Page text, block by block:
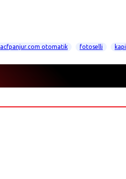
acfpanjur.com otomatik fotoselli kapi